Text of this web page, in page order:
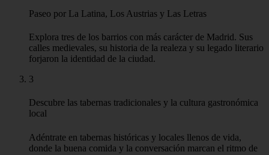
Paseo por La Latina, Los Austrias y Las Letras
Explora tres de los barrios con más carácter de Madrid. Sus
calles medievales, su historia de la realeza y su legado literario
forjaron la identidad de la ciudad.
3
Descubre las tabernas tradicionales y la cultura gastronómica
local
Adéntrate en tabernas históricas y locales llenos de vida,
donde la buena comida y la conversación marcan el ritmo de